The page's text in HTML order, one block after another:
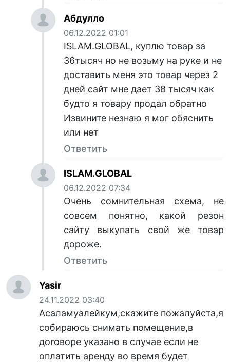
Абдулло
06.12.2022 01:01
ISLAM.GLOBAL, куплю товар за
36тысяч но не возьму на руке и не
доставить меня это товар через 2
дней сайт мне дает 38 тысяч как
будто я товару продал обратно
Извините незнаю я мог обяснить
или нет
Ответить
ISLAM.GLOBAL
06.12.2022 07:34
Очень сомнительная схема, не
совсем понятно, какой резон
сайту выкупать свой же товар
дороже.
Ответить
Yasir
24.11.2022 03:40
Асаламуалейкум,скажите пожалуйста,я
собираюсь снимать помещение,в
договоре указано в случае если не
оплатить аренду во время будет